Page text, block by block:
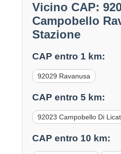
Vicino CAP:
Campobello
Stazione
CAP entro 1 km:
92029 Ravanusa
CAP entro 5 km:
92023 Campobello Di
CAP entro 10 km: